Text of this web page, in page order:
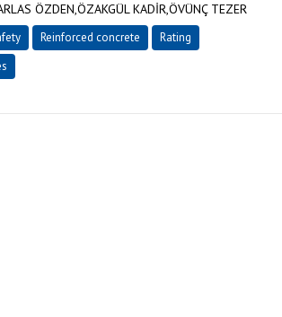
ÖZDEN,ÖZAKGÜL KADİR,ÖVÜNÇ TEZER
Reinforced concrete
Rating